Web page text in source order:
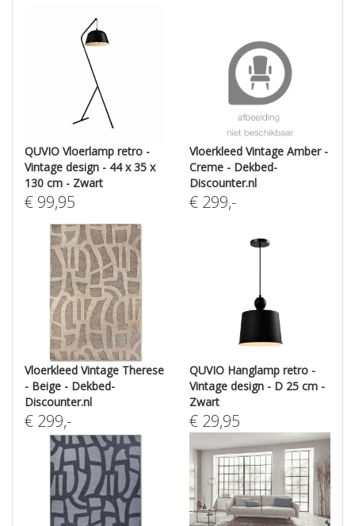
QUVIO Vloerlamp retro -
Vintage design - 44 x 35 x
130 cm - Zwart
€ 99,95
Vloerkleed Vintage Amber -
Creme - Dekbed-
Discounter.nl
€ 299,-
Vloerkleed Vintage Therese
- Beige - Dekbed-
Discounter.nl
€ 299,-
QUVIO Hanglamp retro -
Vintage design - D 25 cm -
Zwart
€ 29,95